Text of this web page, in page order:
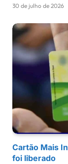
30 de julho de 2026
Cartão Mais
foi liberado